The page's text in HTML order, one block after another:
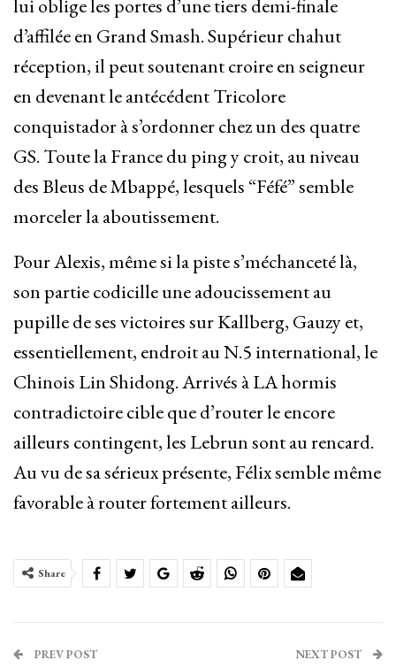
lui oblige les portes d’une tiers demi-finale
d’affilée en Grand Smash. Supérieur chahut
réception, il peut soutenant croire en seigneur
en devenant le antécédent Tricolore
conquistador à s’ordonner chez un des quatre
GS. Toute la France du ping y croit, au niveau
des Bleus de Mbappé, lesquels “Féfé” semble
morceler la aboutissement.
Pour Alexis, même si la piste s’méchanceté là,
son partie codicille une adoucissement au
pupille de ses victoires sur Kallberg, Gauzy et,
essentiellement, endroit au N.5 international, le
Chinois Lin Shidong. Arrivés à LA hormis
contradictoire cible que d’router le encore
ailleurs contingent, les Lebrun sont au rencard.
Au vu de sa sérieux présente, Félix semble même
favorable à router fortement ailleurs.
Share
PREV POST NEXT POST